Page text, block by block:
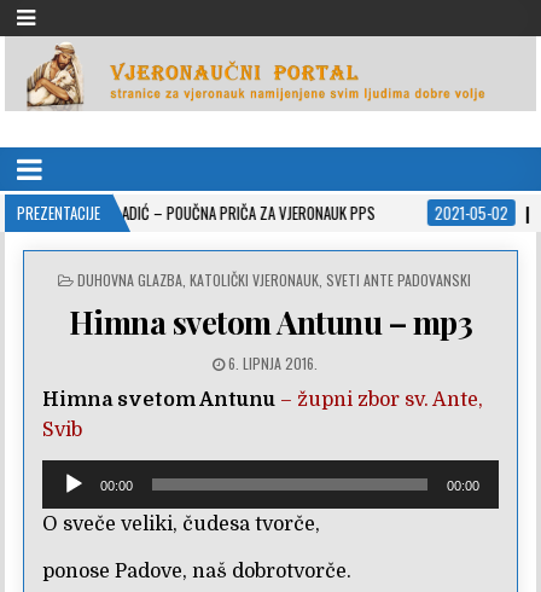
VJERONAUČNI PORTAL
PREZENTACIJE
MLADIĆ – POUČNA PRIČA ZA VJERONAUK PPS 2021-05-02 ISUSOVE
POSTED
DUHOVNA GLAZBA KATOLIČKI VJERONAUK SVETI ANTE PADOVANSKI
Himna svetom Antunu – mp3
6. LIPNJA 2016.
Himna svetom Antunu – župni zbor sv. Ante,
Svib
Reproduktor
audiozapisa
00:00 00:00
O sveče veliki, čudesa tvorče,
ponose Padove, naš dobrotvorče.